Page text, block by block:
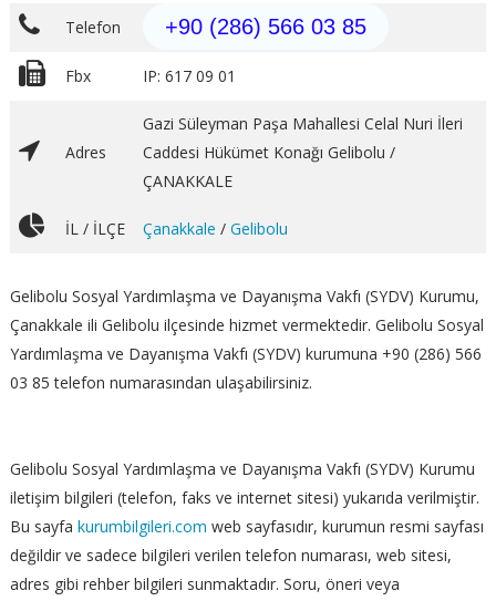
Telefon +90 (286) 566 03 85
Fbx IP: 617 09 01
Adres
Gazi Süleyman Paşa Mahallesi Celal Nuri İleri
Caddesi Hükümet Konağı Gelibolu /
ÇANAKKALE
İL / İLÇE Çanakkale / Gelibolu
Gelibolu Sosyal Yardımlaşma ve Dayanışma Vakfı (SYDV) Kurumu,
Çanakkale ili Gelibolu ilçesinde hizmet vermektedir. Gelibolu Sosyal
Yardımlaşma ve Dayanışma Vakfı (SYDV) kurumuna +90 (286) 566
03 85 telefon numarasından ulaşabilirsiniz.
Gelibolu Sosyal Yardımlaşma ve Dayanışma Vakfı (SYDV) Kurumu
iletişim bilgileri (telefon, faks ve internet sitesi) yukarıda verilmiştir.
Bu sayfa kurumbilgileri.com web sayfasıdır, kurumun resmi sayfası
değildir ve sadece bilgileri verilen telefon numarası, web sitesi,
adres gibi rehber bilgileri sunmaktadır. Soru, öneri veya